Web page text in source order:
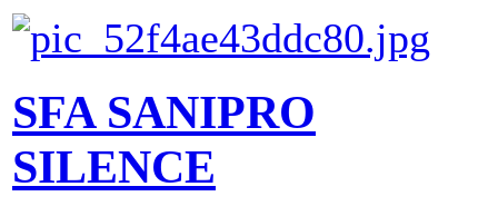
SFA SANIPRO
SILENCE